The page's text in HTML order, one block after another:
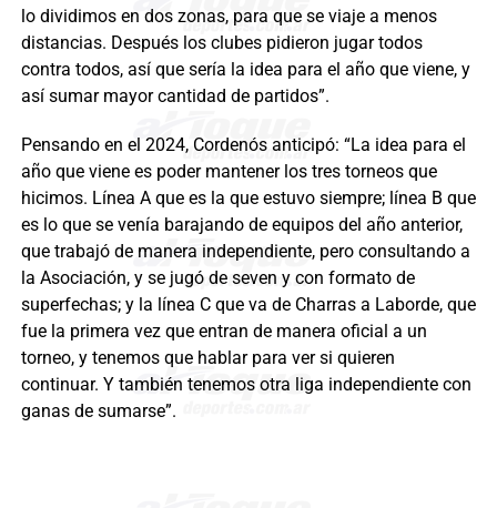
lo dividimos en dos zonas, para que se viaje a menos
distancias. Después los clubes pidieron jugar todos
contra todos, así que sería la idea para el año que viene, y
así sumar mayor cantidad de partidos”.
Pensando en el 2024, Cordenós anticipó: “La idea para el
año que viene es poder mantener los tres torneos que
hicimos. Línea A que es la que estuvo siempre; línea B que
es lo que se venía barajando de equipos del año anterior,
que trabajó de manera independiente, pero consultando a
la Asociación, y se jugó de seven y con formato de
superfechas; y la línea C que va de Charras a Laborde, que
fue la primera vez que entran de manera oficial a un
torneo, y tenemos que hablar para ver si quieren
continuar. Y también tenemos otra liga independiente con
ganas de sumarse”.